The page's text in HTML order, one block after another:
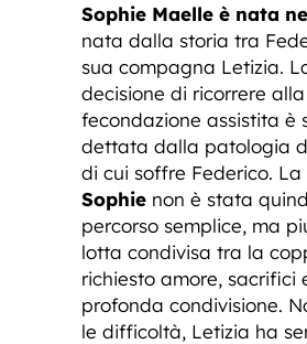
Sophie Maelle è nata
nata dalla storia tra
sua compagna Letizia.
decisione di ricorrere alla
fecondazione assistita è
dettata dalla patologia
di cui soffre Federico.
Sophie non è stata
percorso semplice, ma
lotta condivisa tra la
richiesto amore, sacrifici
profonda condivisione.
le difficoltà, Letizia ha